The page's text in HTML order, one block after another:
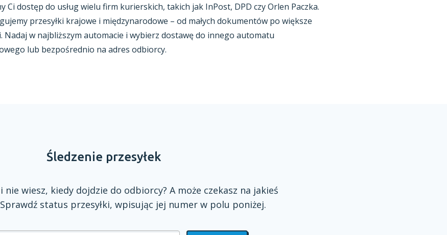
Ci dostęp do usług wielu firm kurierskich, takich jak InPost, DPD czy Orlen Paczka.
przesyłki krajowe i międzynarodowe – od małych dokumentów po większe
Nadaj w najbliższym automacie i wybierz dostawę do innego automatu
lub bezpośrednio na adres odbiorcy.
Śledzenie przesyłek
i nie wiesz, kiedy dojdzie do odbiorcy? A może czekasz na jakieś
status przesyłki, wpisując jej numer w polu poniżej.